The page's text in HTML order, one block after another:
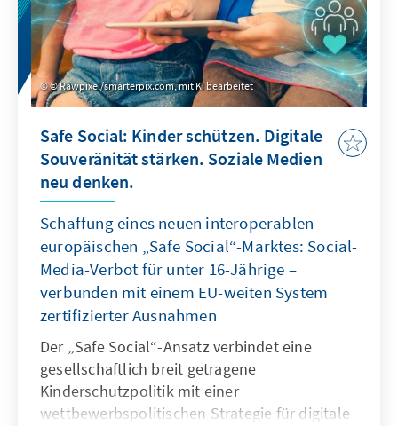
© Rawpixel/smarterpix.com, mit KI bearbeitet
Safe Social: Kinder schützen. Digitale
Souveränität stärken. Soziale Medien
neu denken.
Schaffung eines neuen interoperablen
europäischen „Safe Social“-Marktes: Social-
Media-Verbot für unter 16-Jährige –
verbunden mit einem EU-weiten System
zertifizierter Ausnahmen
Der „Safe Social“-Ansatz verbindet eine
gesellschaftlich breit getragene
Kinderschutzpolitik mit einer
wettbewerbspolitischen Strategie für digitale